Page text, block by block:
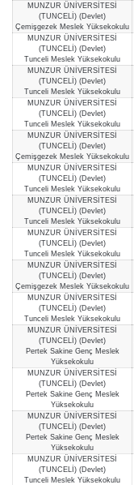
MUNZUR ÜNİVERSİTESİ
(TUNCELİ) (Devlet)
Çemişgezek Meslek Yüksekokulu
MUNZUR ÜNİVERSİTESİ
(TUNCELİ) (Devlet)
Tunceli Meslek Yüksekokulu
MUNZUR ÜNİVERSİTESİ
(TUNCELİ) (Devlet)
Tunceli Meslek Yüksekokulu
MUNZUR ÜNİVERSİTESİ
(TUNCELİ) (Devlet)
Tunceli Meslek Yüksekokulu
MUNZUR ÜNİVERSİTESİ
(TUNCELİ) (Devlet)
Çemişgezek Meslek Yüksekokulu
MUNZUR ÜNİVERSİTESİ
(TUNCELİ) (Devlet)
Tunceli Meslek Yüksekokulu
MUNZUR ÜNİVERSİTESİ
(TUNCELİ) (Devlet)
Tunceli Meslek Yüksekokulu
MUNZUR ÜNİVERSİTESİ
(TUNCELİ) (Devlet)
Tunceli Meslek Yüksekokulu
MUNZUR ÜNİVERSİTESİ
(TUNCELİ) (Devlet)
Çemişgezek Meslek Yüksekokulu
MUNZUR ÜNİVERSİTESİ
(TUNCELİ) (Devlet)
Tunceli Meslek Yüksekokulu
MUNZUR ÜNİVERSİTESİ
(TUNCELİ) (Devlet)
Pertek Sakine Genç Meslek
Yüksekokulu
MUNZUR ÜNİVERSİTESİ
(TUNCELİ) (Devlet)
Pertek Sakine Genç Meslek
Yüksekokulu
MUNZUR ÜNİVERSİTESİ
(TUNCELİ) (Devlet)
Pertek Sakine Genç Meslek
Yüksekokulu
MUNZUR ÜNİVERSİTESİ
(TUNCELİ) (Devlet)
Tunceli Meslek Yüksekokulu